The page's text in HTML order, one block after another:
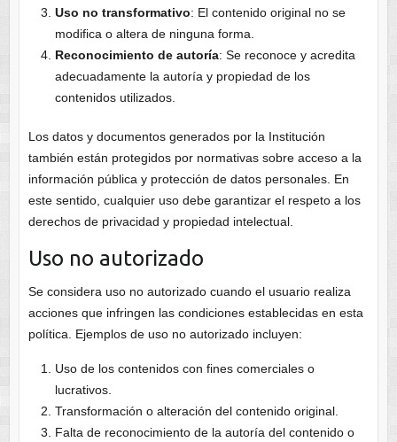
Uso no transformativo: El contenido original no se
modifica o altera de ninguna forma.
Reconocimiento de autoría: Se reconoce y acredita
adecuadamente la autoría y propiedad de los
contenidos utilizados.
Los datos y documentos generados por la Institución
también están protegidos por normativas sobre acceso a la
información pública y protección de datos personales. En
este sentido, cualquier uso debe garantizar el respeto a los
derechos de privacidad y propiedad intelectual.
Uso no autorizado
Se considera uso no autorizado cuando el usuario realiza
acciones que infringen las condiciones establecidas en esta
política. Ejemplos de uso no autorizado incluyen:
Uso de los contenidos con fines comerciales o
lucrativos.
Transformación o alteración del contenido original.
Falta de reconocimiento de la autoría del contenido o